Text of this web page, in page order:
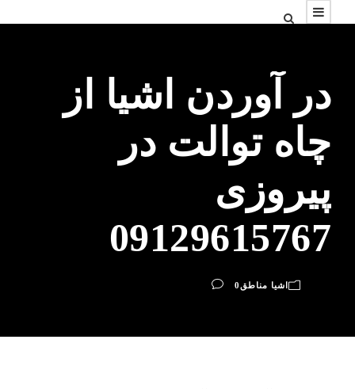
در آوردن اشیا از
چاه توالت در
پیروزی
09129615767
اشیا مناطق 0